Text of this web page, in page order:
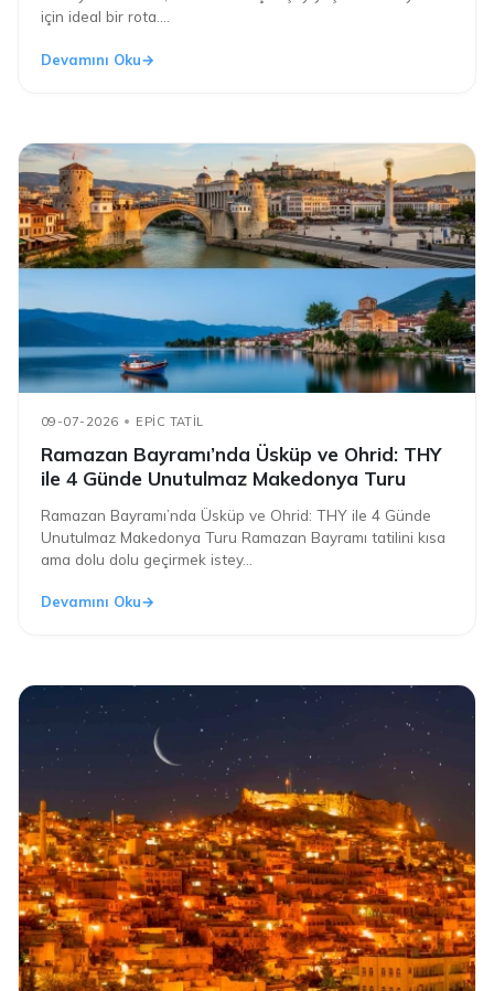
için ideal bir rota....
Devamını Oku
09-07-2026 EPIC TATIL
Ramazan Bayramı’nda Üsküp ve Ohrid: THY
ile 4 Günde Unutulmaz Makedonya Turu
Ramazan Bayramı’nda Üsküp ve Ohrid: THY ile 4 Günde
Unutulmaz Makedonya Turu Ramazan Bayramı tatilini kısa
ama dolu dolu geçirmek istey...
Devamını Oku